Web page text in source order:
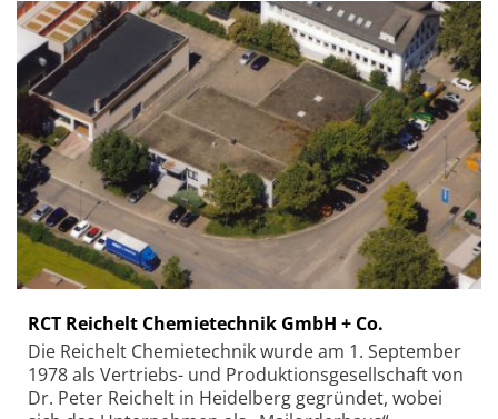
RCT Reichelt Chemietechnik GmbH + Co.
Die Reichelt Chemietechnik wurde am 1. September
1978 als Vertriebs- und Produktionsgesellschaft von
Dr. Peter Reichelt in Heidelberg gegründet, wobei